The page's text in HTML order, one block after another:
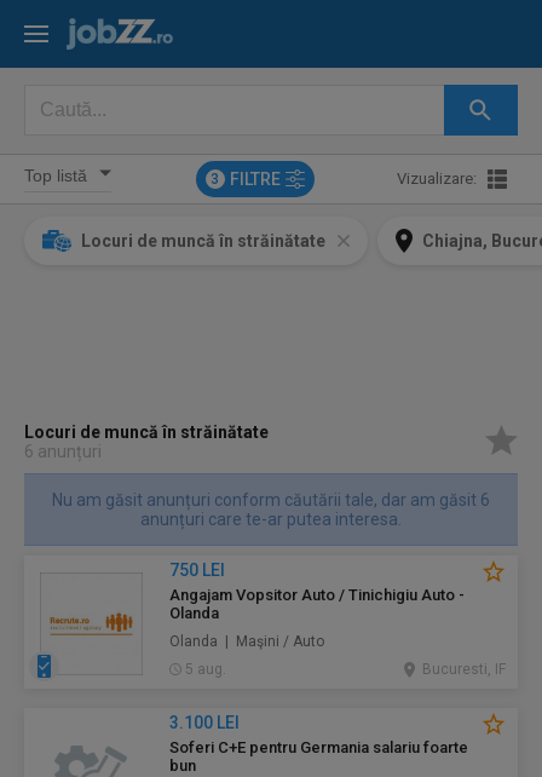
3 FILTRE Vizualizare:
Locuri de muncă în străinătate Chiajna,
Locuri de muncă în străinătate
6 anunțuri
Nu am găsit anunțuri conform căutării tale, dar am găsit 6
anunțuri care te-ar putea interesa.
750 LEI
Angajam Vopsitor Auto / Tinichigiu Auto -
Olanda
Olanda | Maşini / Auto
5 aug.
Bucuresti, IF
3.100 LEI
Soferi C+E pentru Germania salariu foarte
bun